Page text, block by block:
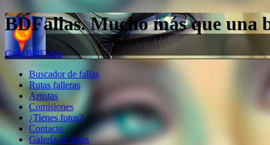
BDFallas. Mucho más que una
Guía BDFallas
Buscador de fallas
Rutas falleras
Artistas
Comisiones
¿Tienes fotos?
Contacto
Galería de fotos